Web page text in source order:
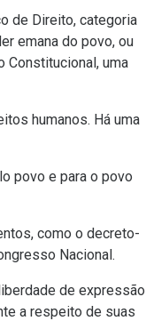
de Direito, categoria
emana do povo, ou
Constitucional, uma
humanos. Há uma
povo e para o povo
como o decreto-
Nacional.
de expressão
a respeito de suas